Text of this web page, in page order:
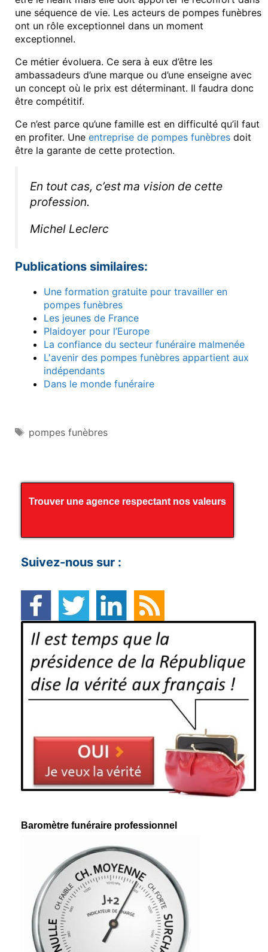
une séquence de vie. Les acteurs de pompes funèbres
ont un rôle exceptionnel dans un moment
exceptionnel.
Ce métier évoluera. Ce sera à eux d’être les
ambassadeurs d’une marque ou d’une enseigne avec
un concept où le prix est déterminant. Il faudra donc
être compétitif.
Ce n’est parce qu’une famille est en difficulté qu’il faut
en profiter. Une entreprise de pompes funèbres doit
être la garante de cette protection.
En tout cas, c’estma vision de cette
profession.
Michel Leclerc
Publications similaires:
Une formation gratuite pour travailler en
pompes funèbres
Les jeunes de France
Plaidoyer pour l’Europe
La confiance du secteur funéraire malmenée
L'avenir des pompes funèbres appartient aux
indépendants
Dans le monde funéraire
Étiquettes
pompes funèbres
Trouver une agence respectant nos valeurs
Suivez-nous sur :
Baromètre funéraire professionnel